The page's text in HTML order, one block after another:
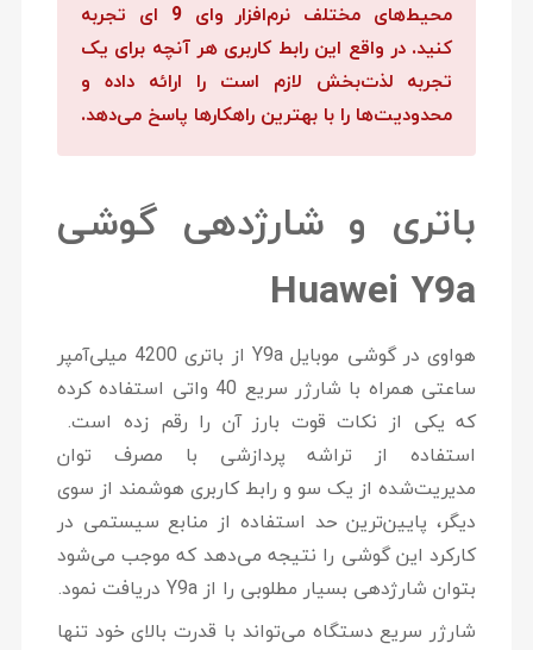
محیط‌های مختلف نرم‌افزار وای 9 ای تجربه
کنید. در واقع این رابط کاربری هر آنچه برای یک
تجربه لذت‌بخش لازم است را ارائه داده و
محدودیت‌ها را با بهترین راهکارها پاسخ می‌دهد.
باتری و شارژدهی گوشی
Huawei Y9a
هواوی در گوشی موبایل Y9a از باتری 4200 میلی‌آمپر
ساعتی همراه با شارژر سریع 40 واتی استفاده کرده
که یکی از نکات قوت بارز آن را رقم زده است.
استفاده از تراشه پردازشی با مصرف توان
مدیریت‌شده از یک سو و رابط کاربری هوشمند از سوی
دیگر، پایین‌ترین حد استفاده از منابع سیستمی در
کارکرد این گوشی را نتیجه می‌دهد که موجب می‌شود
بتوان شارژدهی بسیار مطلوبی را از Y9a دریافت نمود.
شارژر سریع دستگاه می‌تواند با قدرت بالای خود تنها